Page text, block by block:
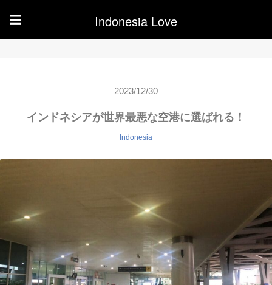
☰ Indonesia Love
2023/12/30
インドネシアが世界最悪な空港に選ばれる！
Indonesia